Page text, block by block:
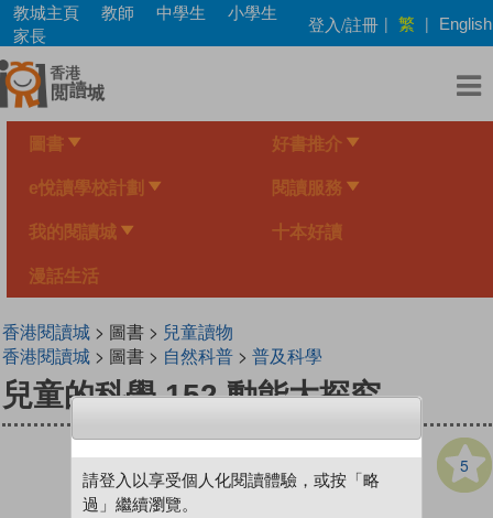
Skip
main
content
教城主頁 教師 中學生
小學生
家長
登入/註冊 | 繁 | English
圖書 好書推介
e悅讀學校計劃 閱讀服務
我的閱讀城 十本好讀
漫話生活
香港閱讀城> 圖書 > 兒童讀物
香港閱讀城> 圖書 > 自然科普> 普及科學
兒童的科學 152 動能大探究
5
請登入以享受個人化閱讀體驗，或按「略
過」繼續瀏覽。